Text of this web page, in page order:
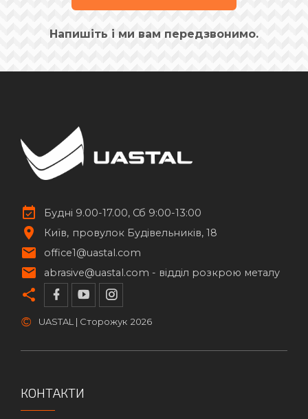
Напишіть і ми вам передзвонимо.
Будні 9.00-17.00, Сб 9:00-13:00
Київ
провулок Будівельників, 18
office1@uastal.com
abrasive@uastal.com - відділ розкрою металу
© UASTAL | Сторожук 2026
КОНТАКТИ